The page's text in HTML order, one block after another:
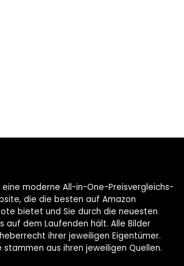
moderne All-in-One-Preisvergleichs-
die die besten auf Amazon
bietet und Sie durch die neuesten
auf dem Laufenden hält. Alle Bilder
ihrer jeweiligen Eigentümer.
aus ihren jeweiligen Quellen.